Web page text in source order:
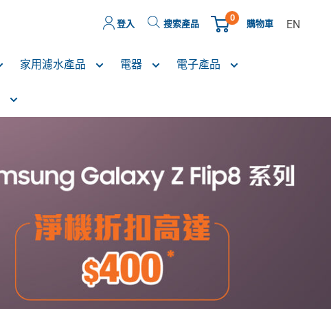
登入 搜索產品
0
購物車 EN
家用濾水產品 電器 電子產品